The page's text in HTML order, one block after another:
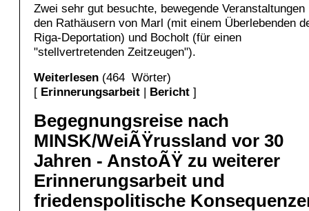
Zwei sehr gut besuchte, bewegende Veranstaltungen
den Rathäusern von Marl (mit einem Überlebenden
Riga-Deportation) und Bocholt (für einen
"stellvertretenden Zeitzeugen").
Weiterlesen (464 Wörter)
[ Erinnerungsarbeit | Bericht ]
Begegnungsreise nach
MINSK/WeiÃŸrussland vor 30
Jahren - AnstoÃŸ zu weiterer
Erinnerungsarbeit und
friedenspolitische